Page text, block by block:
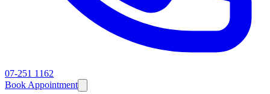
07-251 1162
Book Appointment